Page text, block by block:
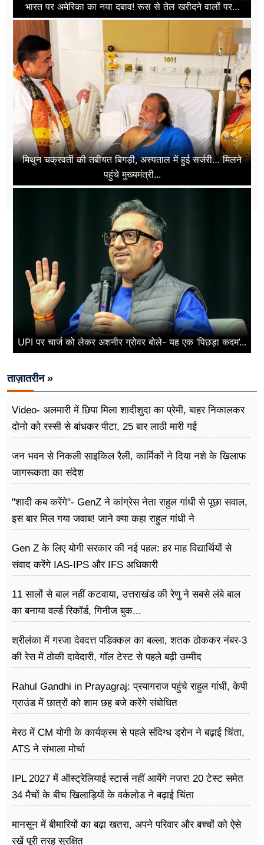
भारत पर अमेरिका का नया दबाव! रूस से तेल खरीदने वालों पर...
मिथुन चक्रवर्ती की तबीयत बिगड़ी, अस्पताल में हुई सर्जरी… मिलने
पहुंचे मुख्यमंत्री...
UPI पर चार्ज को लेकर अशनीर ग्रोवर बोले- यह एक ‘पिछड़ा कदम’...
ताज़ातरीन »
Video- अलमारी में छिपा मिला शादीशुदा का प्रेमी, बाहर निकालकर
दोनो को रस्सी से बांधकर पीटा, 25 बार लाठी मारी गई
जन भवन से निकली साइकिल रैली, कार्मिकों ने दिया नशे के खिलाफ
जागरूकता का संदेश
"शादी कब करेंगे"- GenZ ने कांग्रेस नेता राहुल गांधी से पूछा सवाल,
इस बार मिल गया जवाब! जाने क्या कहा राहुल गांधी ने
Gen Z के लिए योगी सरकार की नई पहल: हर माह विद्यार्थियों से
संवाद करेंगे IAS-IPS और IFS अधिकारी
11 सालों से बाल नहीं कटवाया, उत्तराखंड की रेणु ने सबसे लंबे बाल
का बनाया वर्ल्ड रिकॉर्ड, गिनीज बुक...
श्रीलंका में गरजा देवदत्त पडिक्कल का बल्ला, शतक ठोककर नंबर-3
की रेस में ठोकी दावेदारी, गॉल टेस्ट से पहले बढ़ी उम्मीद
Rahul Gandhi in Prayagraj: प्रयागराज पहुंचे राहुल गांधी, केपी
ग्राउंड में छात्रों को शाम छह बजे करेंगे संबोधित
मेरठ में CM योगी के कार्यक्रम से पहले संदिग्ध ड्रोन ने बढ़ाई चिंता,
ATS ने संभाला मोर्चा
IPL 2027 में ऑस्ट्रेलियाई स्टार्स नहीं आयेंगे नजर! 20 टेस्ट समेत
34 मैचों के बीच खिलाड़ियों के वर्कलोड ने बढ़ाई चिंता
मानसून में बीमारियों का बढ़ा खतरा, अपने परिवार और बच्चों को ऐसे
रखें पूरी तरह सुरक्षित